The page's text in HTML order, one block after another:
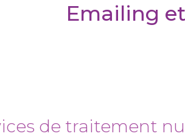
Emailing
de traitement